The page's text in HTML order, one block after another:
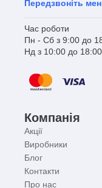
Передзвоніть
Час роботи
Пн - Сб з 9:00 до
Нд з 10:00 до 18:00
Компанія
Акції
Виробники
Блог
Контакти
Про нас